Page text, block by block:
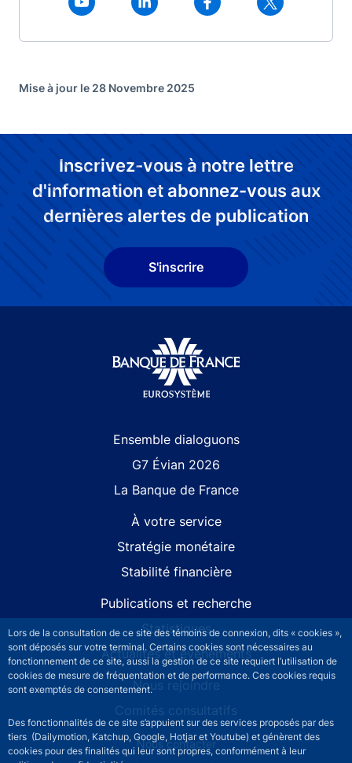
Lors de la consultation de ce site des témoins de connexion, dits « cookies »,
sont déposés sur votre terminal. Certains cookies sont nécessaires au
fonctionnement de ce site, aussi la gestion de ce site requiert l’utilisation de
cookies de mesure de fréquentation et de performance. Ces cookies requis
sont exemptés de consentement.
Des fonctionnalités de ce site s’appuient sur des services proposés par des
tiers (Dailymotion, Katchup, Google, Hotjar et Youtube) et génèrent des
cookies pour des finalités qui leur sont propres, conformément à leur
Mise à jour le 28 Novembre 2025
Inscrivez-vous à notre lettre
d'information et abonnez-vous aux
dernières alertes de publication
S'inscrire
Ensemble dialoguons
G7 Évian 2026
La Banque de France
À votre service
Stratégie monétaire
Stabilité financière
Publications et recherche
Statistiques
Actualités et événements
Nous rejoindre
Comités consultatifs
Footer secondary menuNous contacter